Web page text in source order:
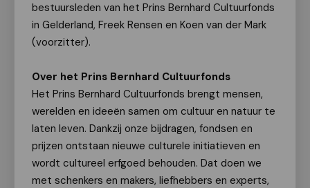
bestuursleden van het Prins Bernhard Cultuurfonds
in Gelderland, Freek Rensen en Koen van der Mark
(voorzitter).
Over het Prins Bernhard Cultuurfonds
Het Prins Bernhard Cultuurfonds brengt mensen,
werelden en ideeën samen om cultuur en natuur te
laten leven. Dankzij onze bijdragen, fondsen en
prijzen ontstaan nieuwe culturele initiatieven en
wordt cultureel erfgoed behouden. Dat doen we
met schenkers en makers, liefhebbers en experts,